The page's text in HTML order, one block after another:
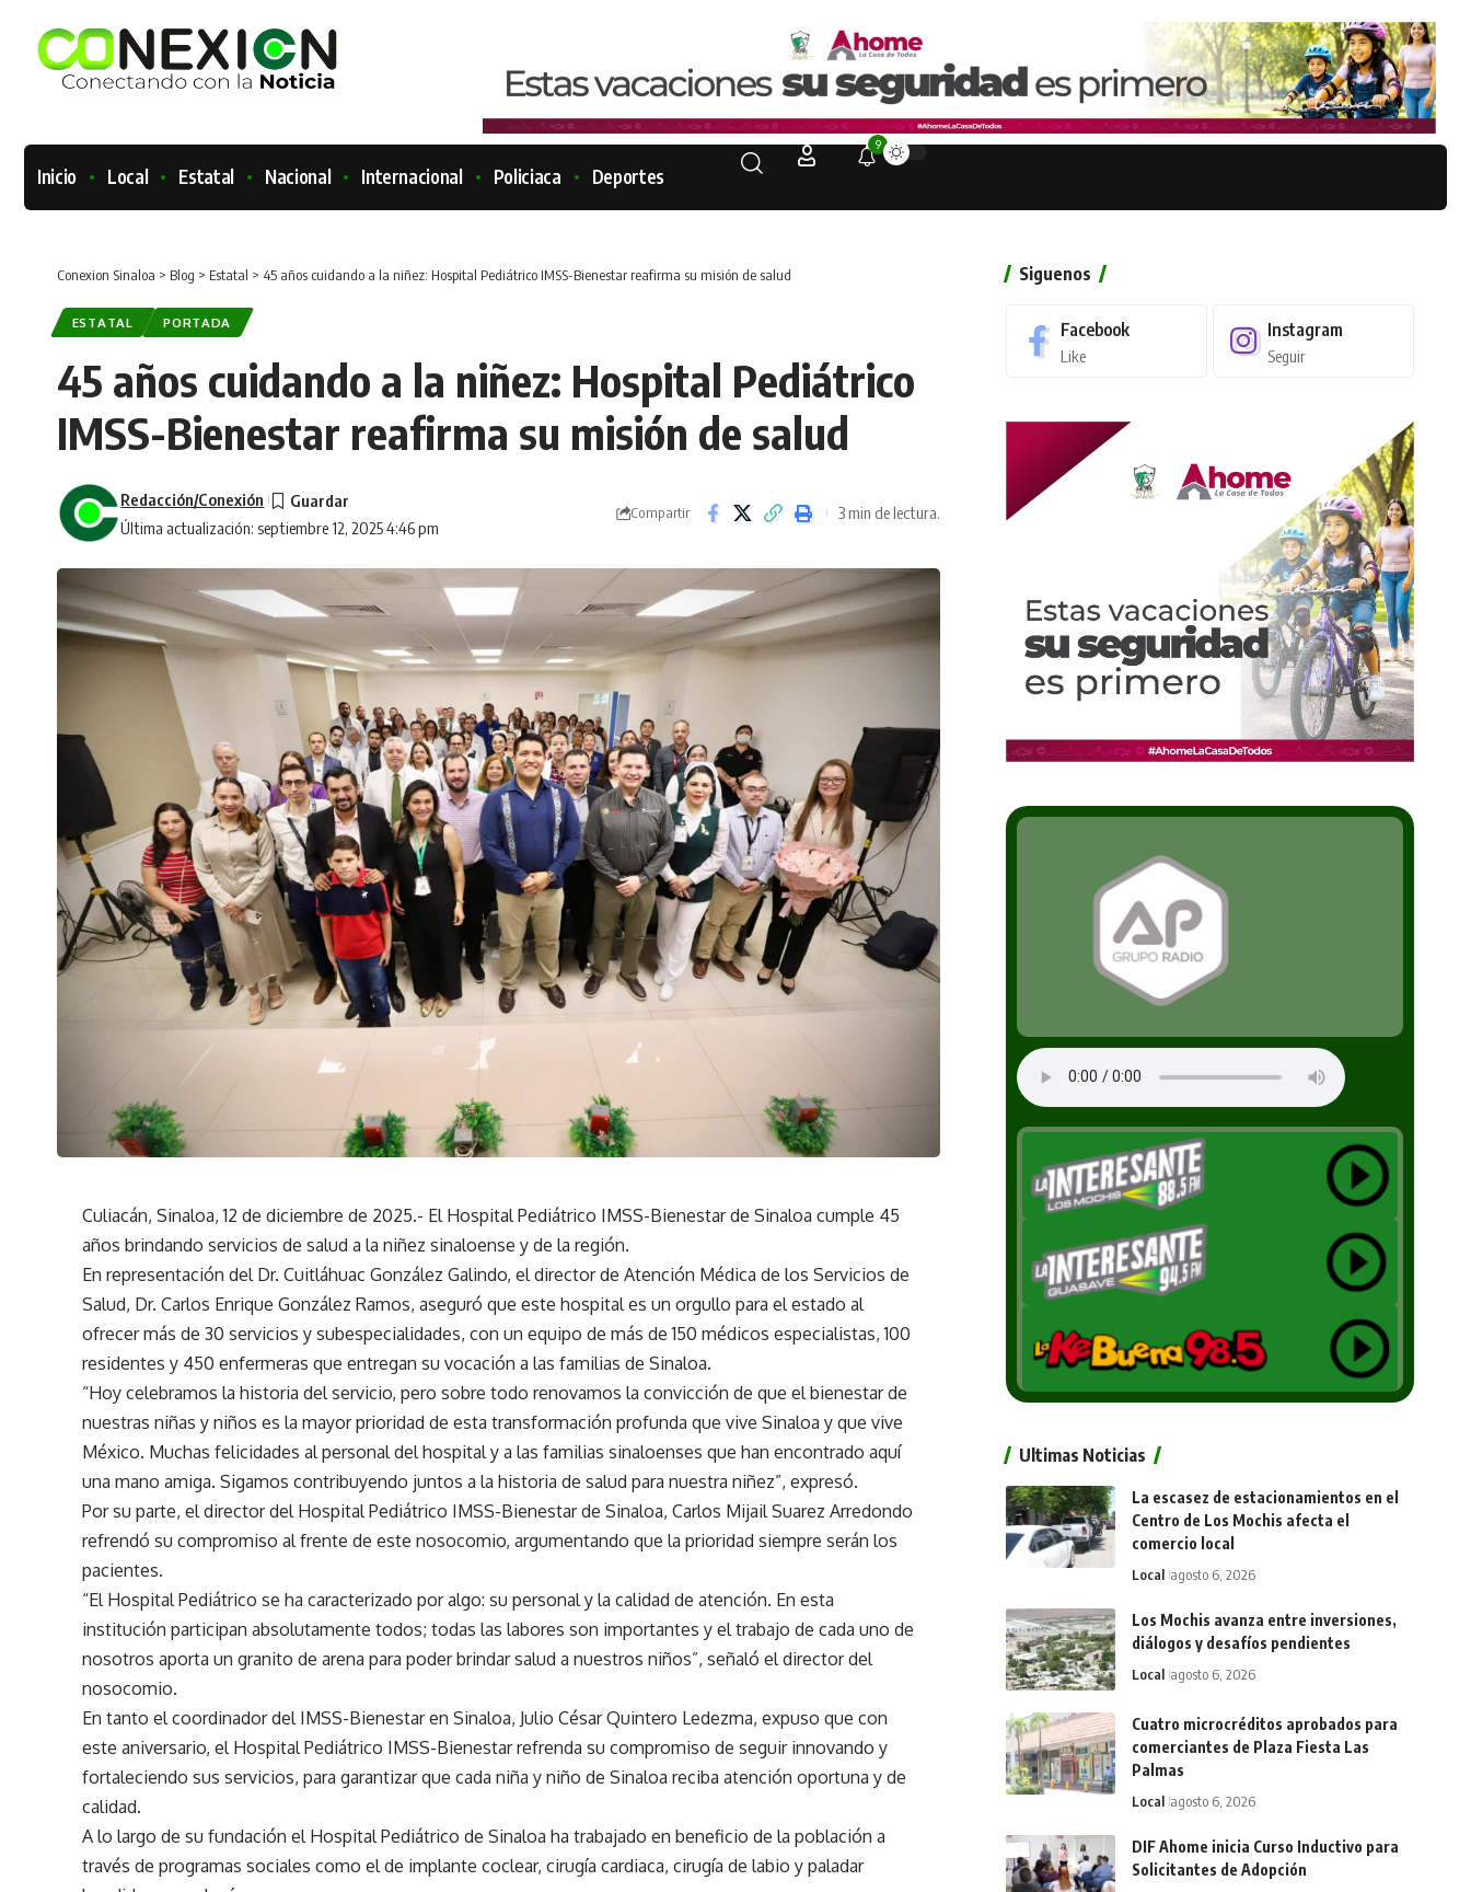
Inicio Local Estatal Nacional Internacional Policiaca Deportes
9
Conexion Sinaloa > Blog > Estatal > 45 años cuidando a la niñez: Hospital Pediátrico IMSS-Bienestar reafirma su misión de salud
ESTATAL PORTADA
45 años cuidando a la niñez: Hospital Pediátrico
IMSS-Bienestar reafirma su misión de salud
Última actualización: septiembre 12, 2025 4:46 pm
Redacción/Conexión
Compartir 3 min de lectura.
Culiacán, Sinaloa, 12 de diciembre de 2025.- El Hospital Pediátrico IMSS-Bienestar de Sinaloa cumple 45
años brindando servicios de salud a la niñez sinaloense y de la región.
En representación del Dr. Cuitláhuac González Galindo, el director de Atención Médica de los Servicios de
Salud, Dr. Carlos Enrique González Ramos, aseguró que este hospital es un orgullo para el estado al
ofrecer más de 30 servicios y subespecialidades, con un equipo de más de 150 médicos especialistas, 100
residentes y 450 enfermeras que entregan su vocación a las familias de Sinaloa.
“Hoy celebramos la historia del servicio, pero sobre todo renovamos la convicción de que el bienestar de
nuestras niñas y niños es la mayor prioridad de esta transformación profunda que vive Sinaloa y que vive
México. Muchas felicidades al personal del hospital y a las familias sinaloenses que han encontrado aquí
una mano amiga. Sigamos contribuyendo juntos a la historia de salud para nuestra niñez”, expresó.
Por su parte, el director del Hospital Pediátrico IMSS-Bienestar de Sinaloa, Carlos Mijail Suarez Arredondo
refrendó su compromiso al frente de este nosocomio, argumentando que la prioridad siempre serán los
pacientes.
“El Hospital Pediátrico se ha caracterizado por algo: su personal y la calidad de atención. En esta
institución participan absolutamente todos; todas las labores son importantes y el trabajo de cada uno de
nosotros aporta un granito de arena para poder brindar salud a nuestros niños”, señaló el director del
nosocomio.
En tanto el coordinador del IMSS-Bienestar en Sinaloa, Julio César Quintero Ledezma, expuso que con
este aniversario, el Hospital Pediátrico IMSS-Bienestar refrenda su compromiso de seguir innovando y
fortaleciendo sus servicios, para garantizar que cada niña y niño de Sinaloa reciba atención oportuna y de
calidad.
A lo largo de su fundación el Hospital Pediátrico de Sinaloa ha trabajado en beneficio de la población a
través de programas sociales como el de implante coclear, cirugía cardiaca, cirugía de labio y paladar
Siguenos
Facebook
Like
Instagram
Seguir
Ultimas Noticias
La escasez de estacionamientos en el
Centro de Los Mochis afecta el
comercio local
Local agosto 6, 2026
Los Mochis avanza entre inversiones,
diálogos y desafíos pendientes
Local agosto 6, 2026
Cuatro microcréditos aprobados para
comerciantes de Plaza Fiesta Las
Palmas
Local agosto 6, 2026
DIF Ahome inicia Curso Inductivo para
Solicitantes de Adopción